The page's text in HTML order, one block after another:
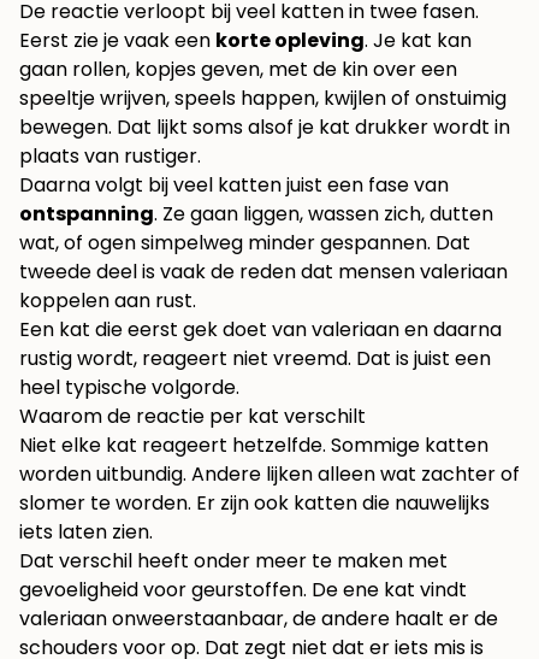
De reactie verloopt bij veel katten in twee fasen.
Eerst zie je vaak een korte opleving. Je kat kan
gaan rollen, kopjes geven, met de kin over een
speeltje wrijven, speels happen, kwijlen of onstuimig
bewegen. Dat lijkt soms alsof je kat drukker wordt in
plaats van rustiger.
Daarna volgt bij veel katten juist een fase van
ontspanning. Ze gaan liggen, wassen zich, dutten
wat, of ogen simpelweg minder gespannen. Dat
tweede deel is vaak de reden dat mensen valeriaan
koppelen aan rust.
Een kat die eerst gek doet van valeriaan en daarna
rustig wordt, reageert niet vreemd. Dat is juist een
heel typische volgorde.
Waarom de reactie per kat verschilt
Niet elke kat reageert hetzelfde. Sommige katten
worden uitbundig. Andere lijken alleen wat zachter of
slomer te worden. Er zijn ook katten die nauwelijks
iets laten zien.
Dat verschil heeft onder meer te maken met
gevoeligheid voor geurstoffen. De ene kat vindt
valeriaan onweerstaanbaar, de andere haalt er de
schouders voor op. Dat zegt niet dat er iets mis is